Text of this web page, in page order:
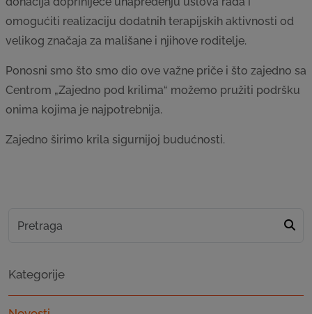
omogućiti realizaciju dodatnih terapijskih aktivnosti od
velikog značaja za mališane i njihove roditelje.
Ponosni smo što smo dio ove važne priče i što zajedno sa
Centrom „Zajedno pod krilima“ možemo pružiti podršku
onima kojima je najpotrebnija.
Zajedno širimo krila sigurnijoj budućnosti.
Kategorije